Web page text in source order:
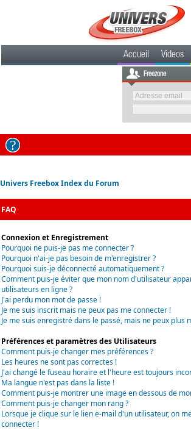
Accueil Videos
Freezone
Univers Freebox Index du Forum
FAQ
Connexion et Enregistrement
Pourquoi ne puis-je pas me connecter ?
Pourquoi n'ai-je pas besoin de m'enregistrer ?
Pourquoi suis-je déconnecté automatiquement ?
Comment puis-je éviter que mon nom d'utilisateur
utilisateurs en ligne ?
J'ai perdu mon mot de passe !
Je me suis inscrit mais ne peux pas me connecter !
Je me suis enregistré dans le passé, mais ne peux plus
Préférences et paramètres des Utilisateurs
Comment puis-je changer mes préférences ?
Les heures ne sont pas correctes !
J'ai changé le fuseau horaire et l'heure est toujours
Ma langue n'est pas dans la liste !
Comment puis-je montrer une image en dessous de
Comment puis-je changer mon rang ?
Lorsque je clique sur le lien e-mail d'un utilisateur, on
connecter !